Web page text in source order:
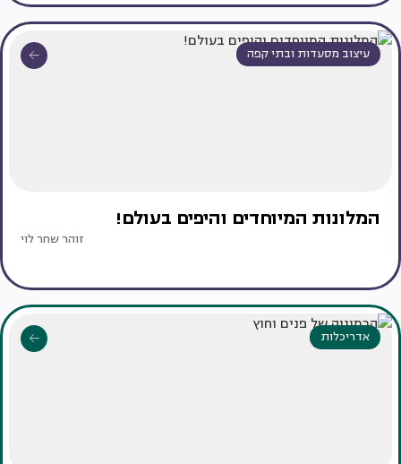
עיצוב מסעדות ובתי קפה
המלונות המיוחדים והיפים בעולם!
זוהר שחר לוי
אדריכלות